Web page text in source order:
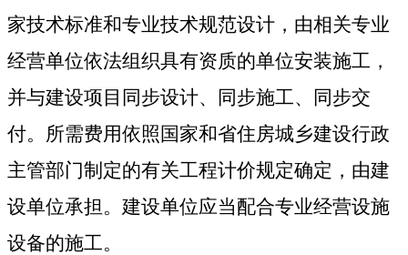
家技术标准和专业技术规范设计，由相关专业
经营单位依法组织具有资质的单位安装施工，
并与建设项目同步设计、同步施工、同步交
付。所需费用依照国家和省住房城乡建设行政
主管部门制定的有关工程计价规定确定，由建
设单位承担。建设单位应当配合专业经营设施
设备的施工。